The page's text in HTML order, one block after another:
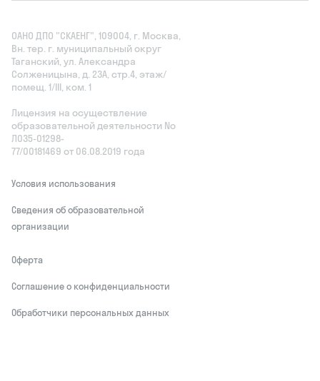
ОАНО ДПО "СКАЕНГ", 109004, г. Москва,
Вн. тер. г. муниципальный округ
Таганский, ул. Александра
Солженицына, д. 23А, стр.4, этаж/
помещ. 1/III, ком. 1
Лицензия на осуществление
образовательной деятельности No
Л035‑01298-
77/00181469 от 06.08.2019 года
Условия использования
Сведения об образовательной
организации
Оферта
Соглашение о конфиденциальности
Обработчики персональных данных